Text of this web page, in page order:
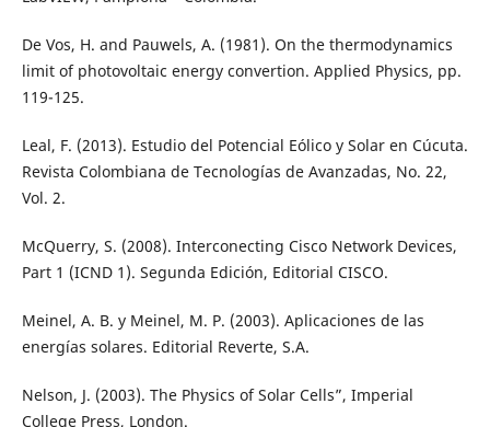
De Vos, H. and Pauwels, A. (1981). On the thermodynamics
limit of photovoltaic energy convertion. Applied Physics, pp.
119-125.
Leal, F. (2013). Estudio del Potencial Eólico y Solar en Cúcuta.
Revista Colombiana de Tecnologías de Avanzadas, No. 22,
Vol. 2.
McQuerry, S. (2008). Interconecting Cisco Network Devices,
Part 1 (ICND 1). Segunda Edición, Editorial CISCO.
Meinel, A. B. y Meinel, M. P. (2003). Aplicaciones de las
energías solares. Editorial Reverte, S.A.
Nelson, J. (2003). The Physics of Solar Cells”, Imperial
College Press, London.